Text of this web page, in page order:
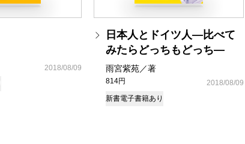
2018/08/09
日本人とドイツ人―比べて
みたらどっちもどっち―
雨宮紫苑／著
814円
2018/08/09
新書電子書籍あり